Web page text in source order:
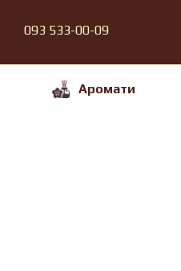
093 533-00-09
Аромати